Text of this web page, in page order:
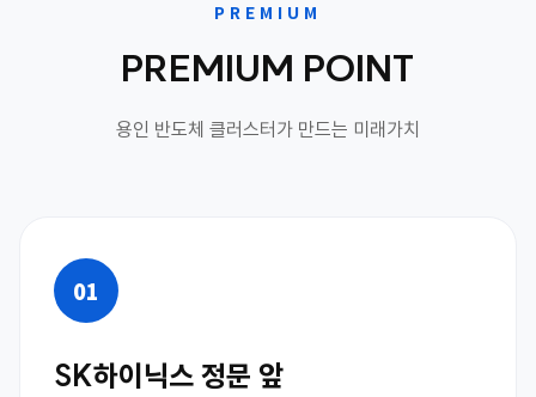
PREMIUM
PREMIUM POINT
용인 반도체 클러스터가 만드는 미래가치
01
SK하이닉스 정문 앞